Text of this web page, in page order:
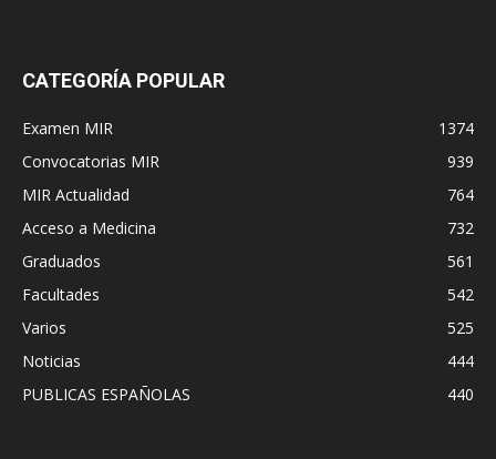
CATEGORÍA POPULAR
Examen MIR
1374
Convocatorias MIR
939
MIR Actualidad
764
Acceso a Medicina
732
Graduados
561
Facultades
542
Varios
525
Noticias
444
PUBLICAS ESPAÑOLAS
440